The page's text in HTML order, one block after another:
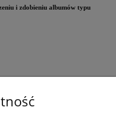
i zdobieniu albumów typu